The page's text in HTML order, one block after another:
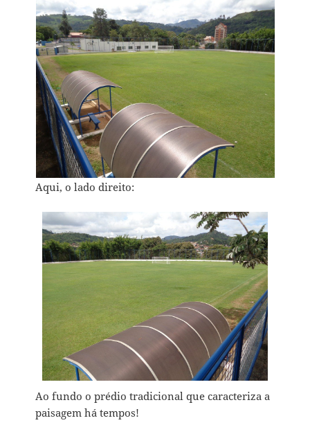
Aqui, o lado direito:
Ao fundo o prédio tradicional que caracteriza a
paisagem há tempos!